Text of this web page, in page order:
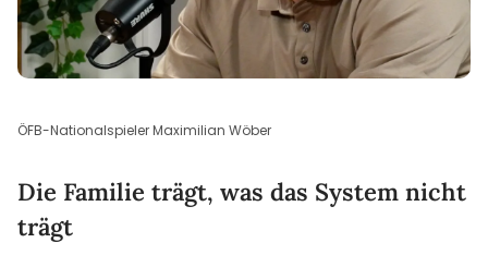
ÖFB-Nationalspieler Maximilian Wöber
Die Familie trägt, was das System nicht
trägt